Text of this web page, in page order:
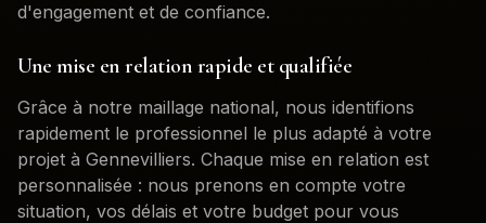
d'engagement et de confiance.
Une mise en relation rapide et qualifiée
Grâce à notre maillage national, nous identifions
rapidement le professionnel le plus adapté à votre
projet à Gennevilliers. Chaque mise en relation est
personnalisée : nous prenons en compte votre
situation, vos délais et votre budget pour vous